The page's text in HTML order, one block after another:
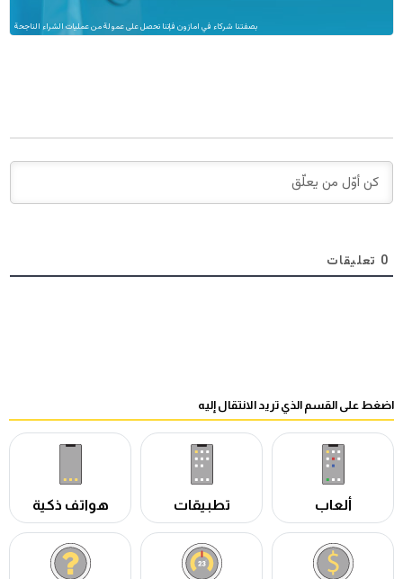
بصفتنا شركاء في امازون فإننا نحصل على عمولة من عمليات الشراء الناجحة
0 تعليقات
اضغط على القسم الذي تريد الانتقال إليه
ألعاب تطبيقات هواتف ذكية